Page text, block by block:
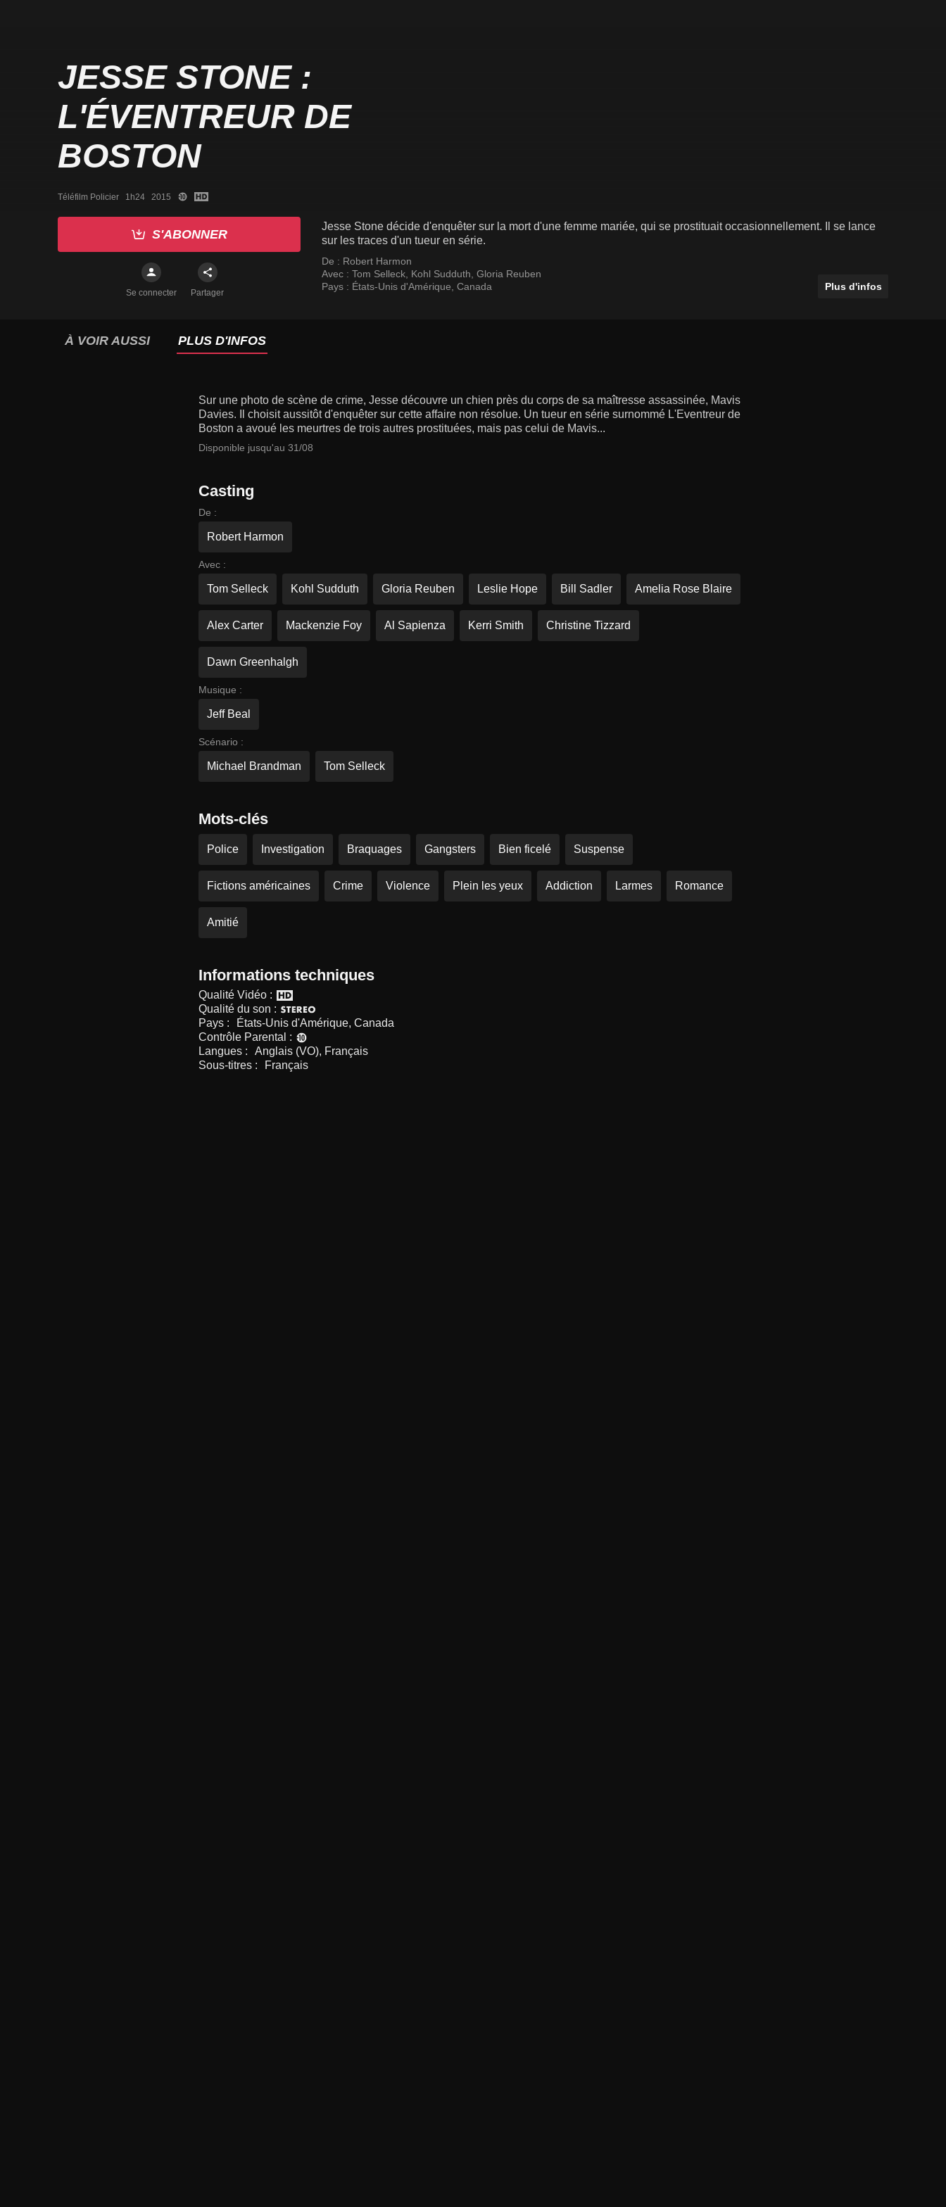
JESSE STONE :
L'ÉVENTREUR DE
BOSTON
Téléfilm Policier   1h24   2015
S'ABONNER
Se connecter Partager
Jesse Stone décide d'enquêter sur la mort d'une femme mariée, qui se prostituait occasionnellement. Il se lance
sur les traces d'un tueur en série.
De : Robert Harmon
Avec : Tom Selleck Kohl Sudduth Gloria Reuben
Pays : États-Unis d'Amérique Canada Plus d'infos
À VOIR AUSSI PLUS D'INFOS
Sur une photo de scène de crime, Jesse découvre un chien près du corps de sa maîtresse assassinée, Mavis
Davies. Il choisit aussitôt d'enquêter sur cette affaire non résolue. Un tueur en série surnommé L'Eventreur de
Boston a avoué les meurtres de trois autres prostituées, mais pas celui de Mavis...
Disponible jusqu'au 31/08
Casting
De :
Robert Harmon
Avec :
Tom Selleck Kohl Sudduth Gloria Reuben Leslie Hope Bill Sadler Amelia Rose Blaire
Alex Carter Mackenzie Foy Al Sapienza Kerri Smith Christine Tizzard
Dawn Greenhalgh
Musique :
Jeff Beal
Scénario :
Michael Brandman Tom Selleck
Mots-clés
Police Investigation Braquages Gangsters Bien ficelé Suspense
Fictions américaines Crime Violence Plein les yeux Addiction Larmes Romance
Amitié
Informations techniques
Qualité Vidéo :
Qualité du son :
Pays :
États-Unis d'Amérique, Canada
Contrôle Parental :
Langues :
Anglais (VO), Français
Sous-titres :
Français